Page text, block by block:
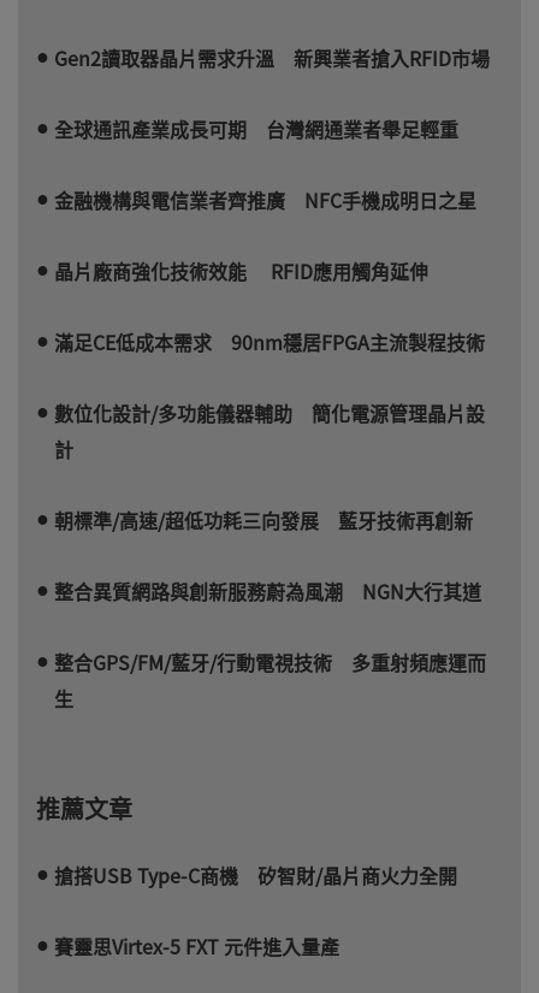
Gen2讀取器晶片需求升溫 新興業者搶入RFID市場
全球通訊產業成長可期 台灣網通業者舉足輕重
金融機構與電信業者齊推廣 NFC手機成明日之星
晶片廠商強化技術效能 RFID應用觸角延伸
滿足CE低成本需求 90nm穩居FPGA主流製程技術
數位化設計/多功能儀器輔助 簡化電源管理晶片設
計
朝標準/高速/超低功耗三向發展 藍牙技術再創新
整合異質網路與創新服務蔚為風潮 NGN大行其道
整合GPS/FM/藍牙/行動電視技術 多重射頻應運而
生
推薦文章
搶搭USB Type-C商機 矽智財/晶片商火力全開
賽靈思Virtex-5 FXT 元件進入量產